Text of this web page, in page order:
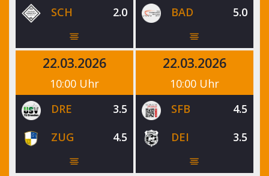
SCH
2.0
BAD
5.0
22.03.2026
10:00 Uhr
DRE
3.5
ZUG
4.5
22.03.2026
10:00 Uhr
SFB
4.5
DEI
3.5